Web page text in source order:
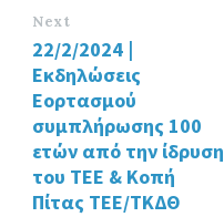
Next
22/2/2024 |
Εκδηλώσεις
Εορτασμού
συμπλήρωσης 100
ετών από την ίδρυση
του ΤΕΕ & Κοπή
Πίτας ΤΕΕ/ΤΚΔΘ